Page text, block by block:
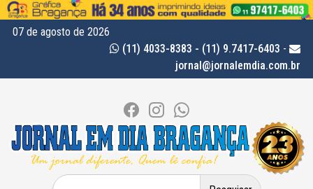
07 de agosto de 2026
(11) 4033-8383 - (11) 9.7417-6403 -
jornal@jornalemdia.com.br
Pesquisar